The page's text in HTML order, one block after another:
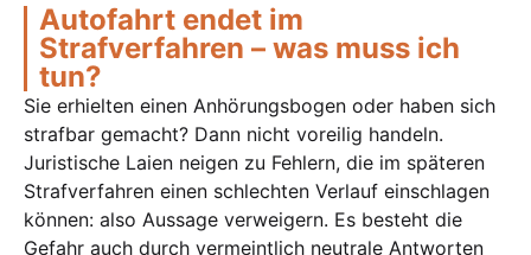
Autofahrt endet im
Strafverfahren – was muss ich
tun?
Sie erhielten einen Anhörungsbogen oder haben sich
strafbar gemacht? Dann nicht voreilig handeln.
Juristische Laien neigen zu Fehlern, die im späteren
Strafverfahren einen schlechten Verlauf einschlagen
können: also Aussage verweigern. Es besteht die
Gefahr auch durch vermeintlich neutrale Antworten